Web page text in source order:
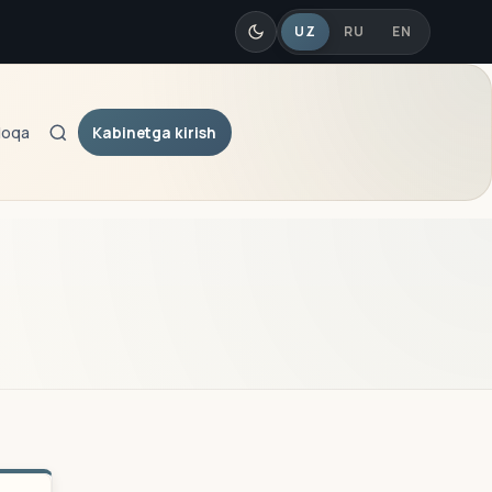
UZ RU EN
QidiruvKabinetga kirish